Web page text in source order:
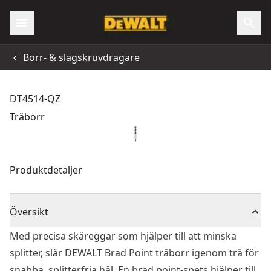
Borr- & slagskruvdragare
DT4514-QZ
Träborr
Produktdetaljer
Översikt
Med precisa skäreggar som hjälper till att minska
splitter, slår DEWALT Brad Point träborr igenom trä för